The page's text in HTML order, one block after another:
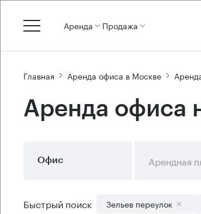
Аренда Продажа
Главная Аренда офиса в Москве
Аренда офиса
Офис Арендная
Быстрый поиск Зельев переулок